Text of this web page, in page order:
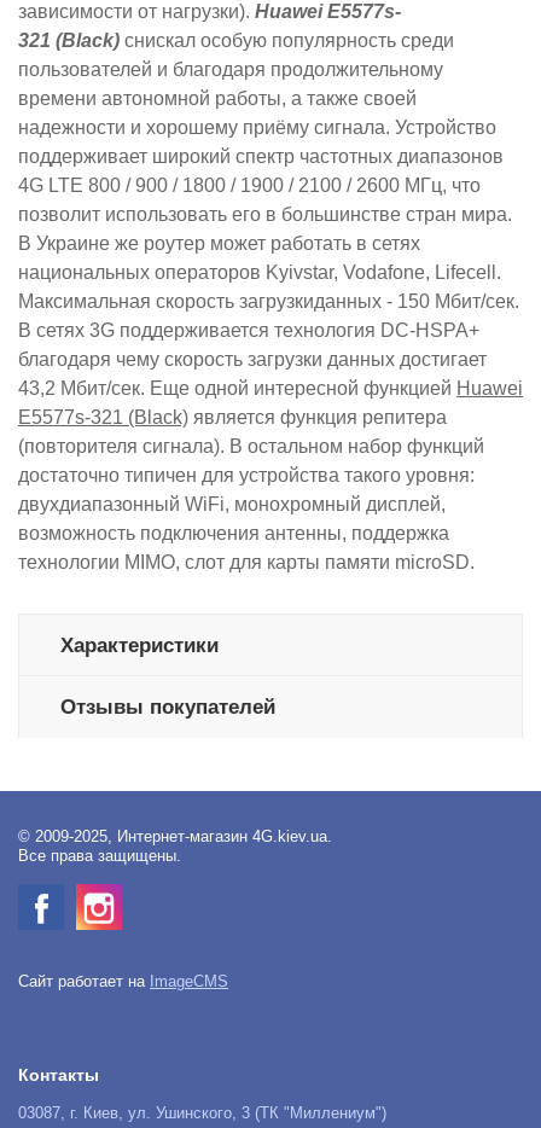
зависимости от нагрузки). Huawei E5577s-
321 (Black) снискал особую популярность среди
пользователей и благодаря продолжительному
времени автономной работы, а также своей
надежности и хорошему приёму сигнала. Устройство
поддерживает широкий спектр частотных диапазонов
4G LTE 800 / 900 / 1800 / 1900 / 2100 / 2600 МГц, что
позволит использовать его в большинстве стран мира.
В Украине же роутер может работать в сетях
национальных операторов Kyivstar, Vodafone, Lifecell.
Максимальная скорость загрузкиданных - 150 Мбит/сек.
В сетях 3G поддерживается технология DC-HSPA+
благодаря чему скорость загрузки данных достигает
43,2 Мбит/сек. Еще одной интересной функцией Huawei
E5577s-321 (Black) является функция репитера
(повторителя сигнала). В остальном набор функций
достаточно типичен для устройства такого уровня:
двухдиапазонный WiFi, монохромный дисплей,
возможность подключения антенны, поддержка
технологии MIMO, слот для карты памяти microSD.
Характеристики
Отзывы покупателей
© 2009-2025, Интернет-магазин 4G.kiev.ua.
Все права защищены.
Сайт работает на ImageCMS
Контакты
03087, г. Киев, ул. Ушинского, 3 (ТК "Миллениум")